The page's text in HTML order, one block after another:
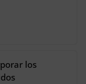
los